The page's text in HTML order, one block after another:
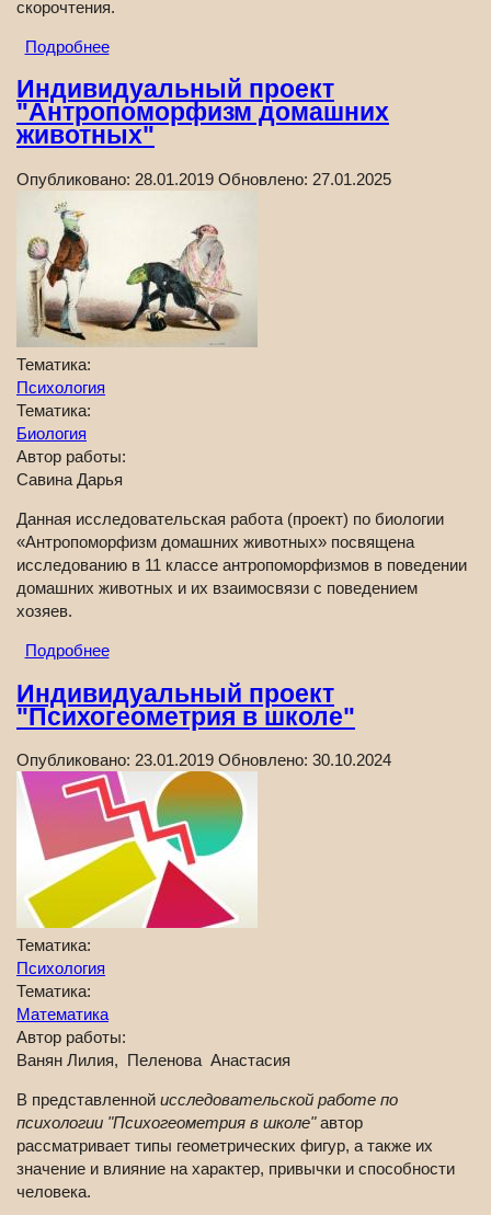
скорочтения.
Подробнее
Индивидуальный проект
"Антропоморфизм домашних
животных"
Опубликовано: 28.01.2019 Обновлено: 27.01.2025
Тематика:
Психология
Тематика:
Биология
Автор работы:
Савина Дарья
Данная исследовательская работа (проект) по биологии
«Антропоморфизм домашних животных» посвящена
исследованию в 11 классе антропоморфизмов в поведении
домашних животных и их взаимосвязи с поведением
хозяев.
Подробнее
Индивидуальный проект
"Психогеометрия в школе"
Опубликовано: 23.01.2019 Обновлено: 30.10.2024
Тематика:
Психология
Тематика:
Математика
Автор работы:
Ванян Лилия, Пеленова Анастасия
В представленной исследовательской работе по
психологии "Психогеометрия в школе"автор
рассматривает типы геометрических фигур, а также их
значение и влияние на характер, привычки и способности
человека.